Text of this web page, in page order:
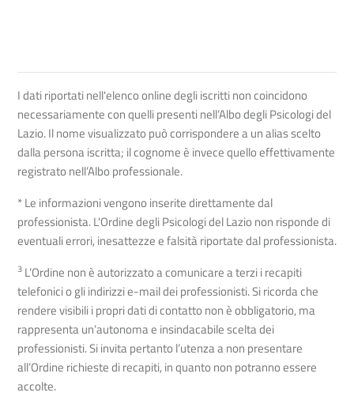
I dati riportati nell'elenco online degli iscritti non coincidono
necessariamente con quelli presenti nell’Albo degli Psicologi del
Lazio. Il nome visualizzato può corrispondere a un alias scelto
dalla persona iscritta; il cognome è invece quello effettivamente
registrato nell’Albo professionale.
* Le informazioni vengono inserite direttamente dal
professionista. L'Ordine degli Psicologi del Lazio non risponde di
eventuali errori, inesattezze e falsità riportate dal professionista.
3 L’Ordine non è autorizzato a comunicare a terzi i recapiti
telefonici o gli indirizzi e-mail dei professionisti. Si ricorda che
rendere visibili i propri dati di contatto non è obbligatorio, ma
rappresenta un’autonoma e insindacabile scelta dei
professionisti. Si invita pertanto l’utenza a non presentare
all’Ordine richieste di recapiti, in quanto non potranno essere
accolte.